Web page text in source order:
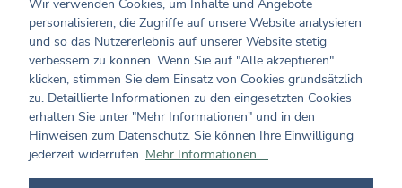
Maße/ Gewicht/ Inhalt: ca. 7 x 6 cm
Verarbeitung: aus Metall / Innenfutter aus Samt
Hersteller und verantwortliche Person:
Coppenrath Verlag GmbH & Co. KG
Hafenweg 30
48155 Münster
info@coppenrath.de
Wir verwenden Cookies, um Inhalte und Angebote
personalisieren, die Zugriffe auf unsere Website analysieren
und so das Nutzererlebnis auf unserer Website stetig
verbessern zu können. Wenn Sie auf "Alle akzeptieren"
klicken, stimmen Sie dem Einsatz von Cookies grundsätzlich
zu. Detaillierte Informationen zu den eingesetzten Cookies
erhalten Sie unter "Mehr Informationen" und in den
Hinweisen zum Datenschutz. Sie können Ihre Einwilligung
jederzeit widerrufen. Mehr Informationen ...